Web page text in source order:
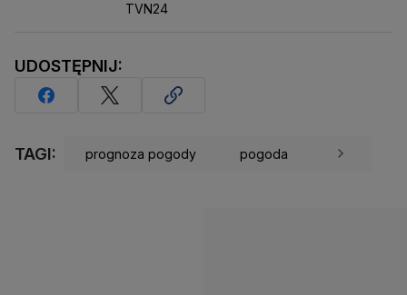
TVN24
UDOSTĘPNIJ:
TAGI: prognoza pogody pogoda